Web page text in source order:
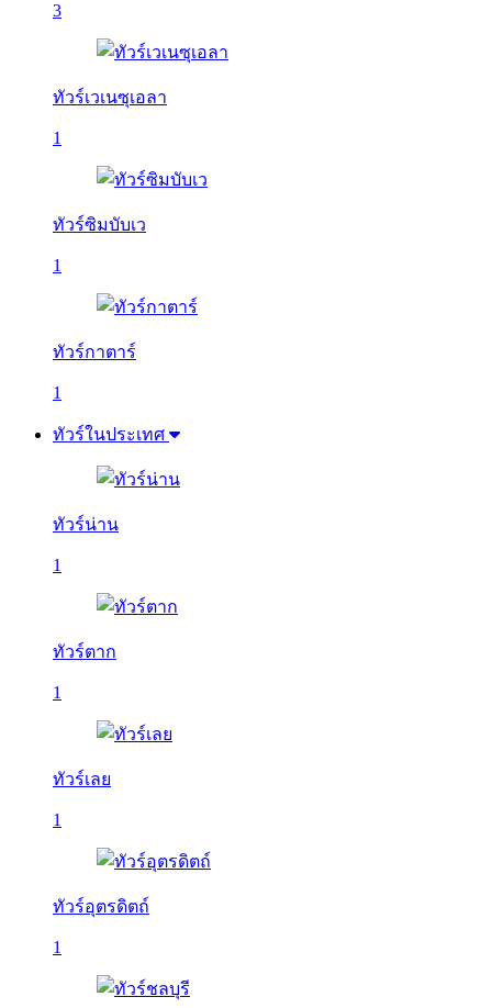
3
ทัวร์เวเนซุเอลา
1
ทัวร์ซิมบับเว
1
ทัวร์กาตาร์
1
ทัวร์ในประเทศ
ทัวร์น่าน
1
ทัวร์ตาก
1
ทัวร์เลย
1
ทัวร์อุตรดิตถ์
1